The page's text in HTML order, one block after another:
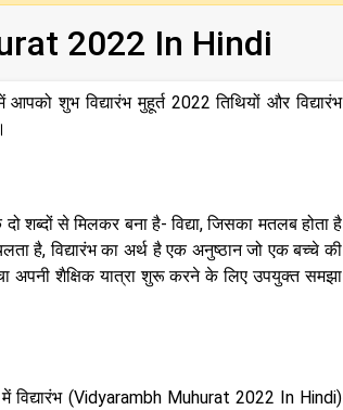
2022 In Hindi
शुभ विद्यारंभ मुहूर्त 2022 तिथियों और विद्यारंभ
शब्दों से मिलकर बना है- विद्या, जिसका मतलब होता है
है, विद्यारंभ का अर्थ है एक अनुष्ठान जो एक बच्चे की
अपनी शैक्षिक यात्रा शुरू करने के लिए उपयुक्त समझा
विद्यारंभ (Vidyarambh Muhurat 2022 In Hindi)